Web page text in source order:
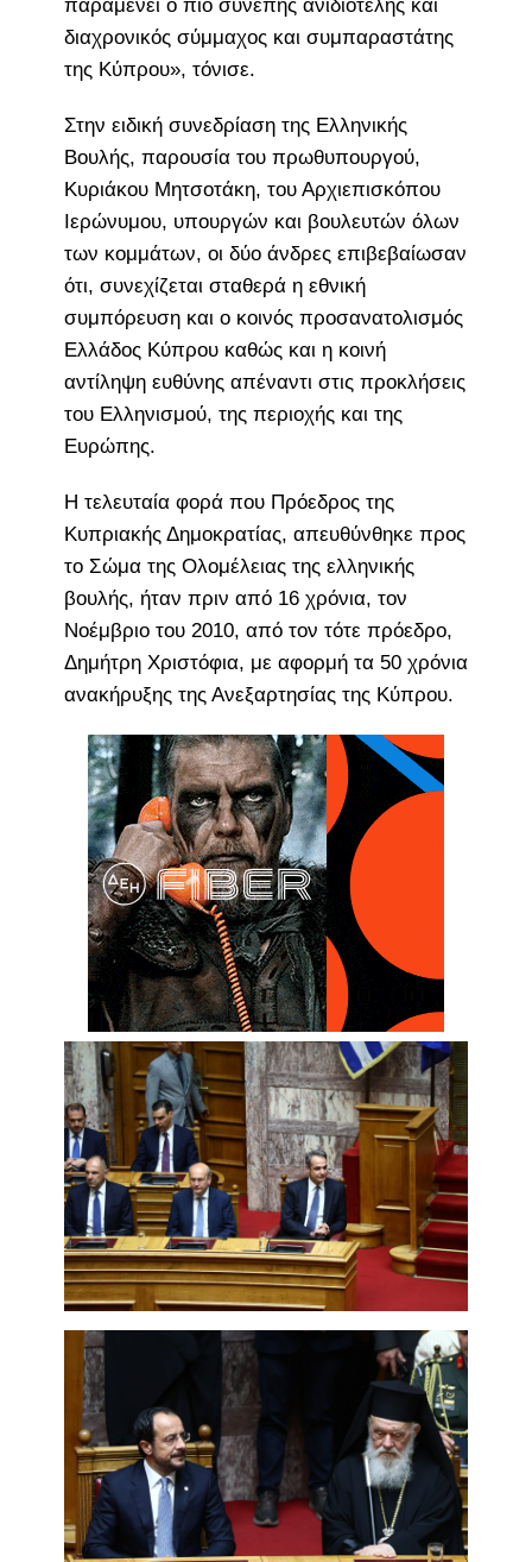
παραμένει ο πιο συνεπής ανιδιοτελής και
διαχρονικός σύμμαχος και συμπαραστάτης
της Κύπρου», τόνισε.
Στην ειδική συνεδρίαση της Ελληνικής
Βουλής, παρουσία του πρωθυπουργού,
Κυριάκου Μητσοτάκη, του Αρχιεπισκόπου
Ιερώνυμου, υπουργών και βουλευτών όλων
των κομμάτων, οι δύο άνδρες επιβεβαίωσαν
ότι, συνεχίζεται σταθερά η εθνική
συμπόρευση και ο κοινός προσανατολισμός
Ελλάδος Κύπρου καθώς και η κοινή
αντίληψη ευθύνης απέναντι στις προκλήσεις
του Ελληνισμού, της περιοχής και της
Ευρώπης.
Η τελευταία φορά που Πρόεδρος της
Κυπριακής Δημοκρατίας, απευθύνθηκε προς
το Σώμα της Ολομέλειας της ελληνικής
βουλής, ήταν πριν από 16 χρόνια, τον
Νοέμβριο του 2010, από τον τότε πρόεδρο,
Δημήτρη Χριστόφια, με αφορμή τα 50 χρόνια
ανακήρυξης της Ανεξαρτησίας της Κύπρου.